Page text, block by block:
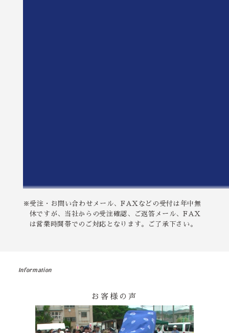
※受注・お問い合わせメール、FAXなどの受付は年中無
休ですが、当社からの受注確認、ご返答メール、FAX
は営業時間帯でのご対応となります。ご了承下さい。
Information
お客様の声